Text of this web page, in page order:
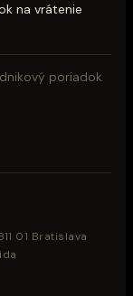
na vrátenie
poriadok
01 Bratislava